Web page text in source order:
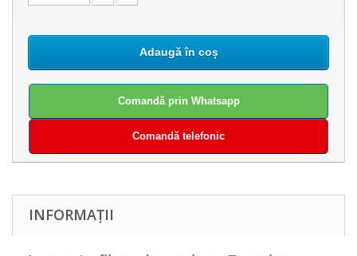
Adaugă în coș
Comandă prin Whatsapp
Comandă telefonic
INFORMAȚII